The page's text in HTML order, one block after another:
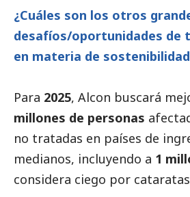
¿Cuáles son los otros
desafíos/oportunidades de
en materia de
Para 2025, Alcon buscará
millones de personas
no tratadas en países de
medianos, incluyendo a 1
considera ciego por